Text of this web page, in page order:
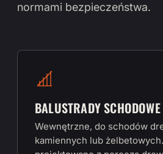
normami bezpieczeństwa.
BALUSTRADY SCHODOWE
Wewnętrzne, do schodów
kamiennych lub